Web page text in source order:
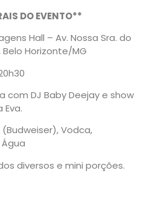
DO EVENTO**
Hall – Av. Nossa Sra. do
Belo Horizonte/MG
com DJ Baby Deejay e show
Vodca,
diversos e mini porções.